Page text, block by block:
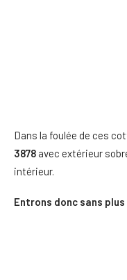
Dans la foulée de ces
3878 avec extérieur
intérieur.
Entrons donc sans